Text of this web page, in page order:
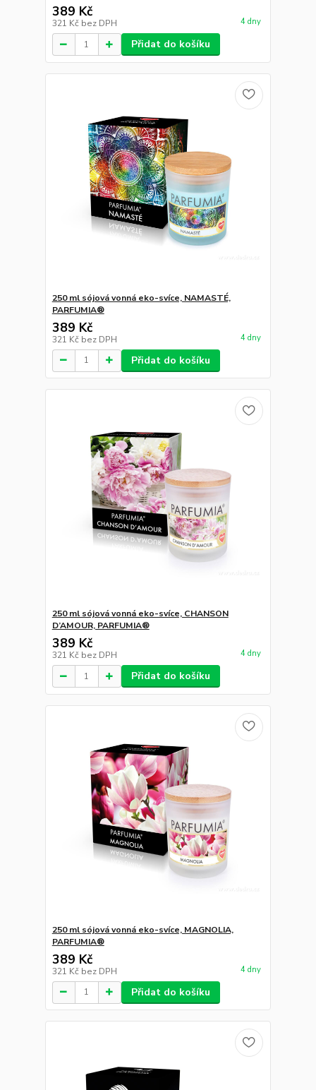
389 Kč
321 Kč bez DPH 4 dny
Přidat do košíku
250 ml sójová vonná eko-svíce, NAMASTÉ,
PARFUMIA®
389 Kč
321 Kč bez DPH 4 dny
Přidat do košíku
250 ml sójová vonná eko-svíce, CHANSON
D’AMOUR, PARFUMIA®
389 Kč
321 Kč bez DPH 4 dny
Přidat do košíku
250 ml sójová vonná eko-svíce, MAGNOLIA,
PARFUMIA®
389 Kč
321 Kč bez DPH 4 dny
Přidat do košíku